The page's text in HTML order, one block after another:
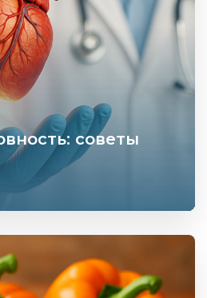
советы